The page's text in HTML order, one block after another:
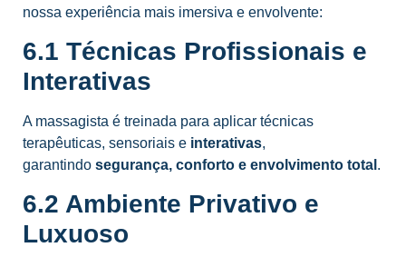
nossa experiência mais imersiva e envolvente:
6.1 Técnicas Profissionais e
Interativas
A massagista é treinada para aplicar técnicas
terapêuticas, sensoriais e interativas,
garantindo segurança, conforto e envolvimento total .
6.2 Ambiente Privativo e
Luxuoso